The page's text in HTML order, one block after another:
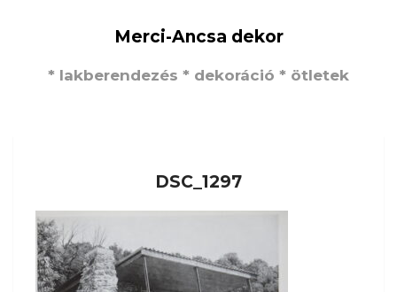
Merci-Ancsa dekor
* lakberendezés * dekoráció * ötletek
DSC_1297